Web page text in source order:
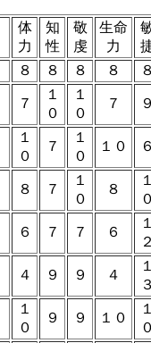
体
力
知
性
敬
虔
生命
力
８ ８ ８ ８
７
１
０
１
０
７
１
０
７
１
０
１０
８ ７
１
０
８
６ ７ ７ ６
４ ９ ９ ４
１
０
９ ９ １０